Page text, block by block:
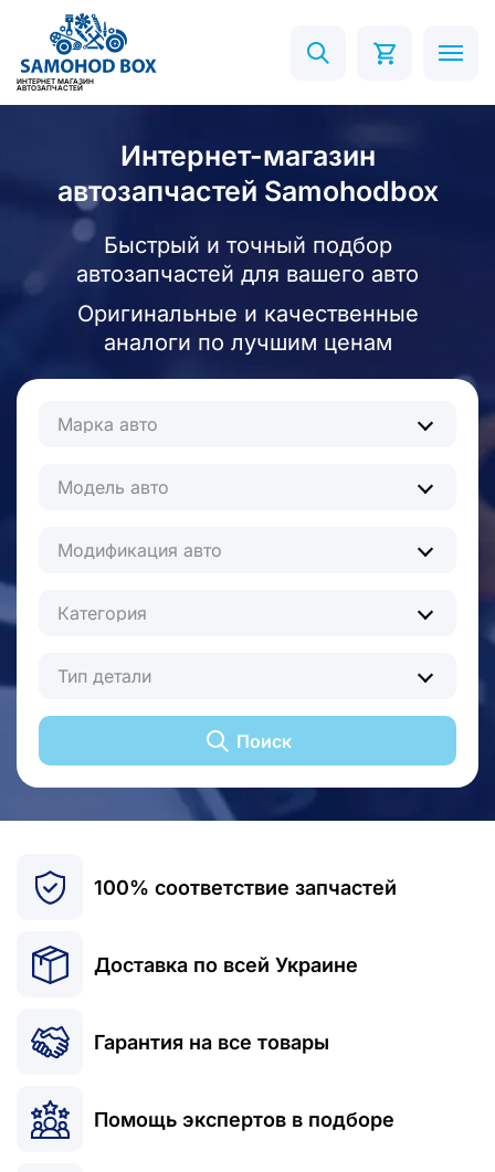
ИНТЕРНЕТ МАГАЗИН
АВТОЗАПЧАСТЕЙ
Интернет-магазин
автозапчастей Samohodbox
Быстрый и точный подбор
автозапчастей для вашего авто
Оригинальные и качественные
аналоги по лучшим ценам
Марка авто
Модель авто
Модификация авто
Категория
Тип детали
Поиск
100% соответствие запчастей
Доставка по всей Украине
Гарантия на все товары
Помощь экспертов в подборе